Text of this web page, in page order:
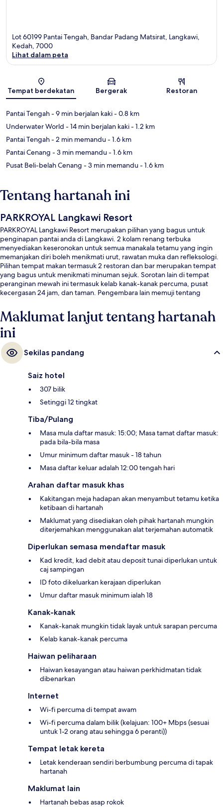
Lot 60199 Pantai Tengah, Bandar Padang Matsirat, Langkawi,
Kedah, 7000
Lihat dalam peta
Tempat berdekatan Bergerak Restoran
Pantai Tengah- 9 min berjalan kaki- 0.8 km
Underwater World - 14 min berjalan kaki- 1.2 km
Pantai Tengah- 2 min memandu- 1.6 km
Pantai Cenang - 3 min memandu- 1.6 km
Pusat Beli-belah Cenang - 3 min memandu- 1.6 km
Tentang hartanah ini
PARKROYAL Langkawi Resort
PARKROYAL Langkawi Resort merupakan pilihan yang bagus untuk
penginapan pantai anda di Langkawi. 2 kolam renang terbuka
menyediakan keseronokan untuk semua manakala tetamu yang ingin
memanjakan diri boleh menikmati urut, rawatan muka dan refleksologi.
Pilihan tempat makan termasuk 2 restoran dan bar merupakan tempat
yang bagus untuk menikmati minuman sejuk. Sorotan lain di tempat
peranginan mewah ini termasuk kelab kanak-kanak percuma, pusat
kecergasan 24 jam, dan taman. Pengembara lain memuji tentang
Maklumat lanjut tentang hartanah
ini
Sekilas pandang
Saiz hotel
307 bilik
Setinggi 12 tingkat
Tiba/Pulang
Masa mula daftar masuk: 15:00; Masa tamat daftar masuk:
pada bila-bila masa
Umur minimum daftar masuk - 18 tahun
Masa daftar keluar adalah 12:00 tengah hari
Arahan daftar masuk khas
Kakitangan meja hadapan akan menyambut tetamu ketika
ketibaan di hartanah
Maklumat yang disediakan oleh pihak hartanah mungkin
diterjemahkan menggunakan alat terjemahan automatik
Diperlukan semasa mendaftar masuk
Kad kredit, kad debit atau deposit tunai diperlukan untuk
caj sampingan
ID foto dikeluarkan kerajaan diperlukan
Umur daftar masuk minimum ialah 18
Kanak-kanak
Kanak-kanak mungkin tidak layak untuk sarapan percuma
Kelab kanak-kanak percuma
Haiwan peliharaan
Haiwan kesayangan atau haiwan perkhidmatan tidak
dibenarkan
Internet
Wi-fi percuma di tempat awam
Wi-fi percuma dalam bilik (kelajuan: 100+ Mbps (sesuai
untuk 1-2 orang atau sehingga 6 peranti))
Tempat letak kereta
Letak kenderaan sendiri berbumbung percuma di tapak
hartanah
Maklumat lain
Hartanah bebas asap rokok